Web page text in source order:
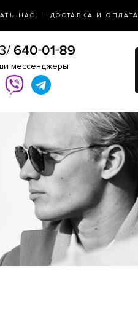
НАС ДОСТАВКА И ОПЛАТА
мессенджеры